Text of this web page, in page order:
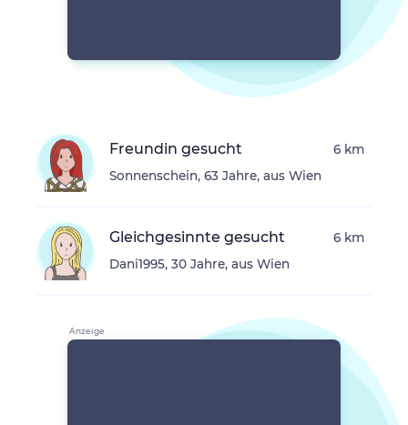
Freundin gesucht
Sonnenschein, 63 Jahre, aus Wien
6 km
Gleichgesinnte gesucht
Dani1995, 30 Jahre, aus Wien
6 km